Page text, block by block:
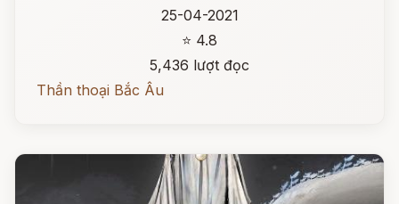
25-04-2021
⭐ 4.8
5,436 lượt đọc
Thần thoại Bắc Âu